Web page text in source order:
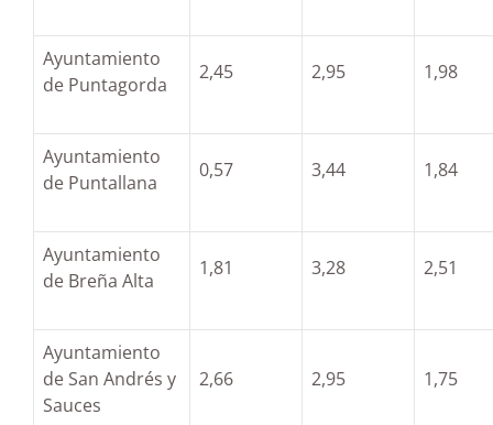
Ayuntamiento
de Puntagorda
2,45 2,95 1,98
Ayuntamiento
de Puntallana
0,57 3,44 1,84
Ayuntamiento
de Breña Alta
1,81 3,28 2,51
Ayuntamiento
de San Andrés y
Sauces
2,66 2,95 1,75